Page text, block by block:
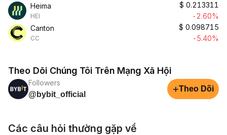
Heima
HEI
$ 0.213311
-2.60%
Canton
CC
$ 0.098715
-5.40%
Theo Dõi Chúng Tôi Trên Mạng Xã Hội
Followers
@bybit_official
+Theo Dõi
Các câu hỏi thường gặp về